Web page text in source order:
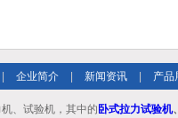
企业简介 新闻资讯 产品
、试验机，其中的 卧式拉力试验机